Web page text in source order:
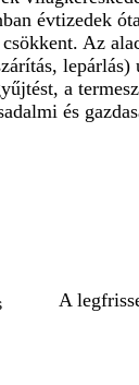
évtizedek
Az
a
és
A